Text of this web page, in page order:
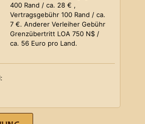
400 Rand / ca. 28 € ,
Vertragsgebühr 100 Rand / ca.
7 €. Anderer Verleiher Gebühr
Grenzübertritt LOA 750 N$ /
ca. 56 Euro pro Land.